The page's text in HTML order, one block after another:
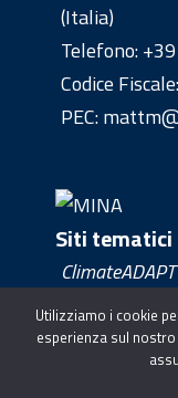
(Italia)
Telefono:
Codice
PEC:
Siti tematici
ClimateADAPT
Clima Europe
Utilizziamo i cookie
esperienza sul